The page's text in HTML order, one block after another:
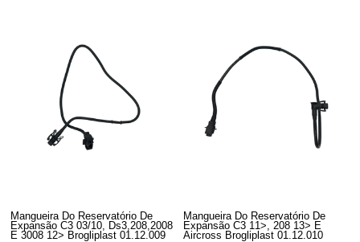
Mangueira Do Reservatório De
Expansão C3 03/10, Ds3,208,2008
E 3008 12> Brogliplast 01.12.009
Mangueira Do Reservatório De
Expansão C3 11>, 208 13> E
Aircross Brogliplast 01.12.010